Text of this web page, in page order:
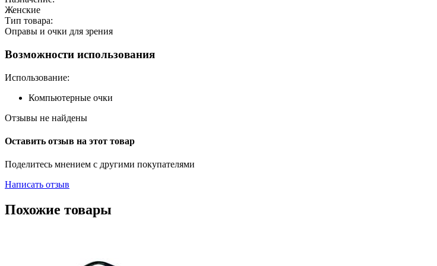
Женские
Тип товара:
Оправы и очки для зрения
Возможности использования
Использование:
Компьютерные очки
Отзывы не найдены
Оставить отзыв на этот товар
Поделитесь мнением с другими покупателями
Написать отзыв
Похожие товары